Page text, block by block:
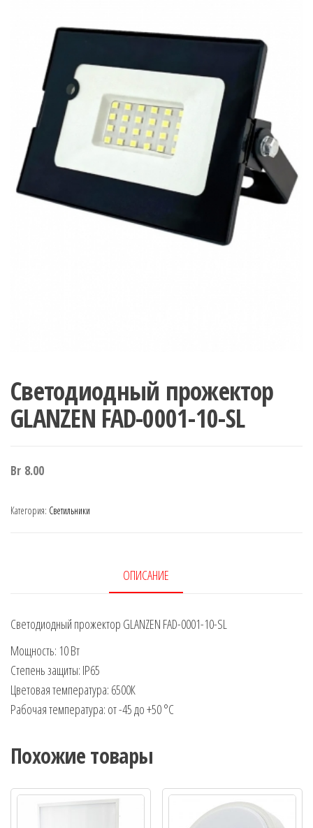
Светодиодный прожектор
GLANZEN FAD-0001-10-SL
Br 8.00
Категория: Светильники
ОПИСАНИЕ
Светодиодный прожектор GLANZEN FAD-0001-10-SL
Мощность: 10 Вт
Степень защиты: IP65
Цветовая температура: 6500К
Рабочая температура: от -45 до +50 °C
Похожие товары